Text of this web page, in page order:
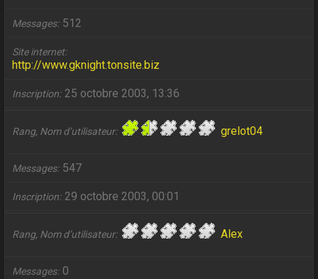
Messages 512
Site internet
http://www.gknight.tonsite.biz
Inscription 25 octobre 2003, 13:36
Rang, Nom d’utilisateur grelot04
Messages 547
Inscription 29 octobre 2003, 00:01
Rang, Nom d’utilisateur Alex
Messages 0